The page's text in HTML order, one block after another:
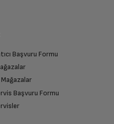
Başvuru Formu
Başvuru Formu